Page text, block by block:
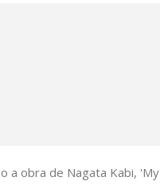
a obra de Nagata Kabi, 'My